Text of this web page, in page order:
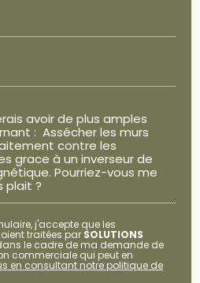
j'accepte que les
traitées par SOLUTIONS
le cadre de ma demande de
commerciale qui peut en
en consultant notre politique de